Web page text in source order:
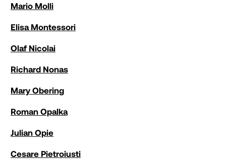
Mario Molli
Elisa Montessori
Olaf Nicolai
Richard Nonas
Mary Obering
Roman Opalka
Julian Opie
Cesare Pietroiusti